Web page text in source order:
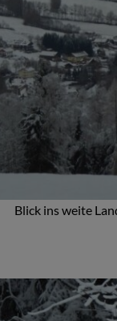
Blick ins weite